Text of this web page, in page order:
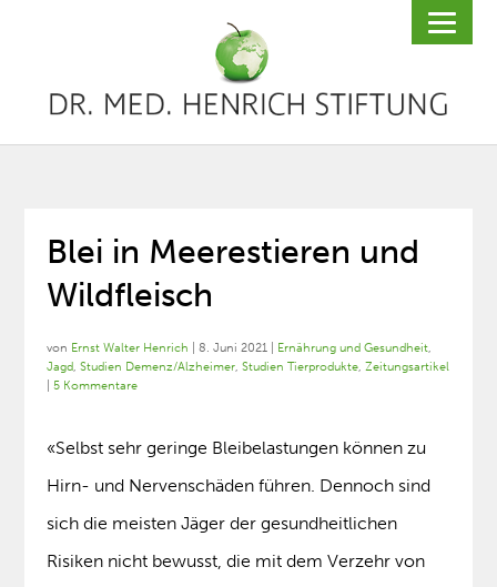
Blei in Meerestieren und
Wildfleisch
von Ernst Walter Henrich |8. Juni 2021 Ernährung und Gesundheit,
Jagd,Studien Demenz/Alzheimer,Studien Tierprodukte,Zeitungsartikel
|5 Kommentare
«Selbst sehr geringe Bleibelastungen können zu
Hirn- und Nervenschäden führen. Dennoch sind
sich die meisten Jäger der gesundheitlichen
Risiken nicht bewusst, die mit dem Verzehr von